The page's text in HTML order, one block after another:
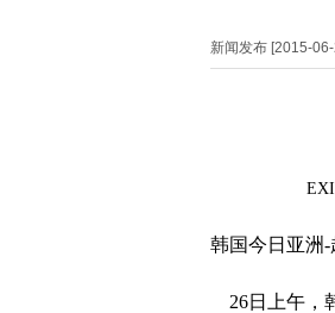
新闻发布 [2015-
韩国今日亚洲-
26日上午，